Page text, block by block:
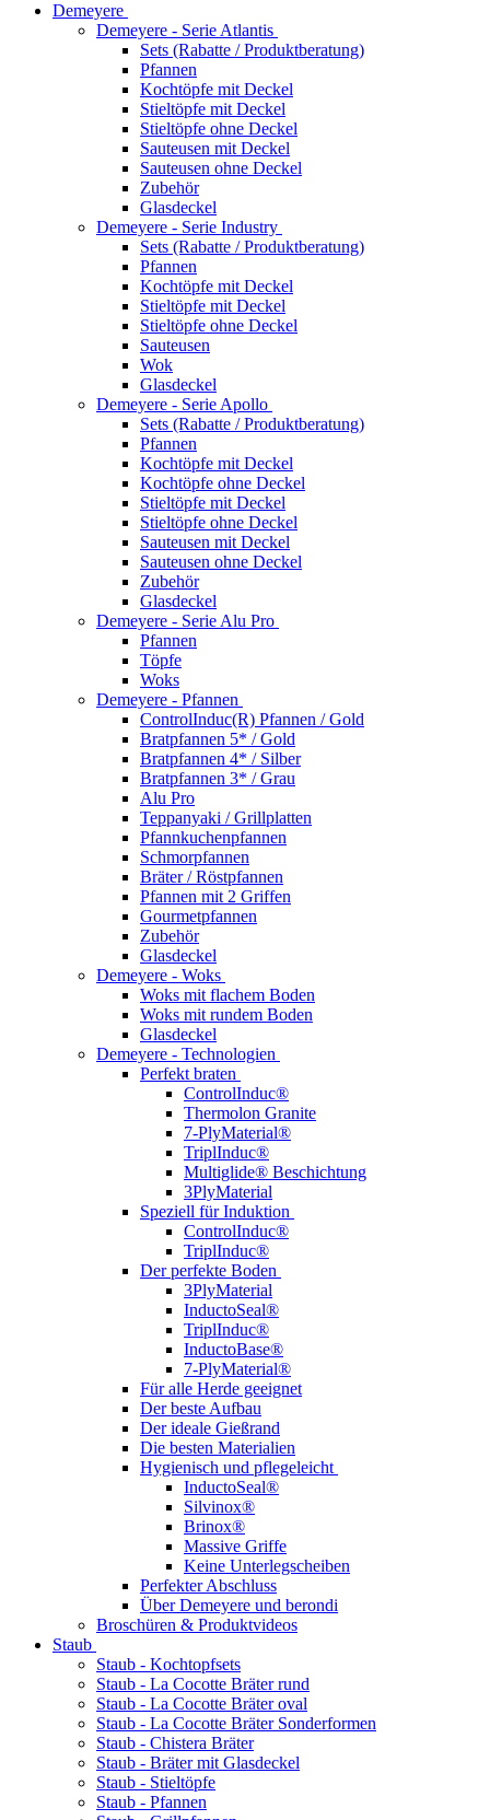
Demeyere
Demeyere - Serie Atlantis
Sets (Rabatte / Produktberatung)
Pfannen
Kochtöpfe mit Deckel
Stieltöpfe mit Deckel
Stieltöpfe ohne Deckel
Sauteusen mit Deckel
Sauteusen ohne Deckel
Zubehör
Glasdeckel
Demeyere - Serie Industry
Sets (Rabatte / Produktberatung)
Pfannen
Kochtöpfe mit Deckel
Stieltöpfe mit Deckel
Stieltöpfe ohne Deckel
Sauteusen
Wok
Glasdeckel
Demeyere - Serie Apollo
Sets (Rabatte / Produktberatung)
Pfannen
Kochtöpfe mit Deckel
Kochtöpfe ohne Deckel
Stieltöpfe mit Deckel
Stieltöpfe ohne Deckel
Sauteusen mit Deckel
Sauteusen ohne Deckel
Zubehör
Glasdeckel
Demeyere - Serie Alu Pro
Pfannen
Töpfe
Woks
Demeyere - Pfannen
ControlInduc(R) Pfannen / Gold
Bratpfannen 5* / Gold
Bratpfannen 4* / Silber
Bratpfannen 3* / Grau
Alu Pro
Teppanyaki / Grillplatten
Pfannkuchenpfannen
Schmorpfannen
Bräter / Röstpfannen
Pfannen mit 2 Griffen
Gourmetpfannen
Zubehör
Glasdeckel
Demeyere - Woks
Woks mit flachem Boden
Woks mit rundem Boden
Glasdeckel
Demeyere - Technologien
Perfekt braten
ControlInduc®
Thermolon Granite
7-PlyMaterial®
TriplInduc®
Multiglide® Beschichtung
3PlyMaterial
Speziell für Induktion
ControlInduc®
TriplInduc®
Der perfekte Boden
3PlyMaterial
InductoSeal®
TriplInduc®
InductoBase®
7-PlyMaterial®
Für alle Herde geeignet
Der beste Aufbau
Der ideale Gießrand
Die besten Materialien
Hygienisch und pflegeleicht
InductoSeal®
Silvinox®
Brinox®
Massive Griffe
Keine Unterlegscheiben
Perfekter Abschluss
Über Demeyere und berondi
Broschüren & Produktvideos
Staub
Staub - Kochtopfsets
Staub - La Cocotte Bräter rund
Staub - La Cocotte Bräter oval
Staub - La Cocotte Bräter Sonderformen
Staub - Chistera Bräter
Staub - Bräter mit Glasdeckel
Staub - Stieltöpfe
Staub - Pfannen